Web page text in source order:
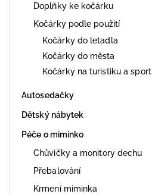
Doplňky ke kočárku
Kočárky podle použití
Kočárky do letadla
Kočárky do města
Kočárky na turistiku a sport
Autosedačky
Dětský nábytek
Péče o miminko
Chůvičky a monitory dechu
Přebalování
Krmení miminka